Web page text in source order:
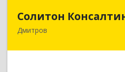
Солитон
Дмитров141804, Московская